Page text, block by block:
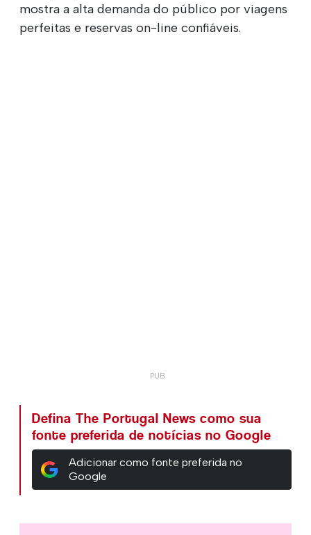
mostra a alta demanda do público por viagens
perfeitas e reservas on-line confiáveis.
Defina The Portugal News como sua
fonte preferida de notícias no Google
Adicionar como fonte preferida no
Google